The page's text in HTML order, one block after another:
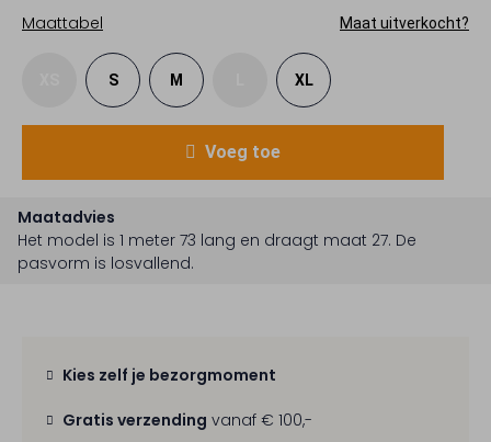
Maattabel
Maat uitverkocht?
S M XL
Voeg toe
Maatadvies
Het model is 1 meter 73 lang en draagt maat 27. De
pasvorm is losvallend.
Kies zelf je bezorgmoment
Gratis verzending vanaf € 100,-